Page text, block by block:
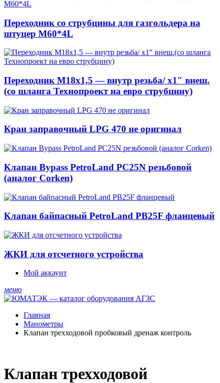
Переходник со струбцины для газгольдера на
штуцер М60*4L
Переходник М18х1,5 — внутр резьба/ x1″ внеш.
(со шланга Технопроект на евро струбцину)
Кран заправочный LPG 470 не оригинал
Клапан Bypass PetroLand PС25N резьбовой
(аналог Corken)
Клапан байпасный PetroLand PB25F фланцевый
ЖКИ для отсчетного устройства
Мой аккаунт
меню
Главная
Манометры
Клапан трехходовой пробковый дренаж контроль
Клапан трехходовой